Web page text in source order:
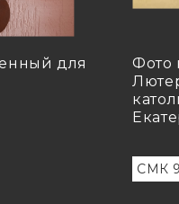
для
Фото
СМК